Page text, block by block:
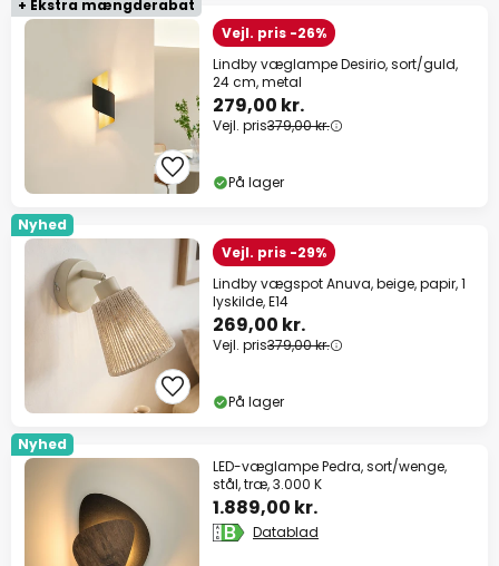
+ Ekstra mængderabat
Vejl. pris -26%
Lindby væglampe Desirio, sort/guld,
24 cm, metal
279,00 kr.
Vejl. pris379,00 kr.
På lager
Nyhed
Vejl. pris -29%
Lindby vægspot Anuva, beige, papir, 1
lyskilde, E14
269,00 kr.
Vejl. pris379,00 kr.
På lager
Nyhed
LED-væglampe Pedra, sort/wenge,
stål, træ, 3.000 K
1.889,00 kr.
Datablad